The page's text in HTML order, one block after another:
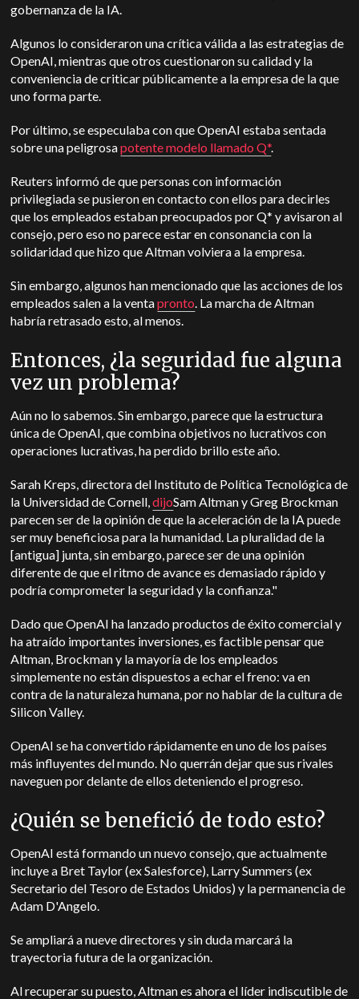
gobernanza de la IA.
Algunos lo consideraron una crítica válida a las estrategias de
OpenAI, mientras que otros cuestionaron su calidad y la
conveniencia de criticar públicamente a la empresa de la que
uno forma parte.
Por último, se especulaba con que OpenAI estaba sentada
sobre una peligrosapotente modelo llamado Q*.
Reuters informó de que personas con información
privilegiada se pusieron en contacto con ellos para decirles
que los empleados estaban preocupados por Q* y avisaron al
consejo, pero eso no parece estar en consonancia con la
solidaridad que hizo que Altman volviera a la empresa.
Sin embargo, algunos han mencionado que las acciones de los
empleados salen a la ventapronto. La marcha de Altman
habría retrasado esto, al menos.
Entonces, ¿la seguridad fue alguna
vez un problema?
Aún no lo sabemos. Sin embargo, parece que la estructura
única de OpenAI, que combina objetivos no lucrativos con
operaciones lucrativas, ha perdido brillo este año.
Sarah Kreps, directora del Instituto de Política Tecnológica de
la Universidad de Cornell,dijoSam Altman y Greg Brockman
parecen ser de la opinión de que la aceleración de la IA puede
ser muy beneficiosa para la humanidad. La pluralidad de la
[antigua] junta, sin embargo, parece ser de una opinión
diferente de que el ritmo de avance es demasiado rápido y
podría comprometer la seguridad y la confianza."
Dado que OpenAI ha lanzado productos de éxito comercial y
ha atraído importantes inversiones, es factible pensar que
Altman, Brockman y la mayoría de los empleados
simplemente no están dispuestos a echar el freno: va en
contra de la naturaleza humana, por no hablar de la cultura de
Silicon Valley.
OpenAI se ha convertido rápidamente en uno de los países
más influyentes del mundo. No querrán dejar que sus rivales
naveguen por delante de ellos deteniendo el progreso.
¿Quién se benefició de todo esto?
OpenAI está formando un nuevo consejo, que actualmente
incluye a Bret Taylor (ex Salesforce), Larry Summers (ex
Secretario del Tesoro de Estados Unidos) y la permanencia de
Adam D'Angelo.
Se ampliará a nueve directores y sin duda marcará la
trayectoria futura de la organización.
Al recuperar su puesto, Altman es ahora el líder indiscutible de